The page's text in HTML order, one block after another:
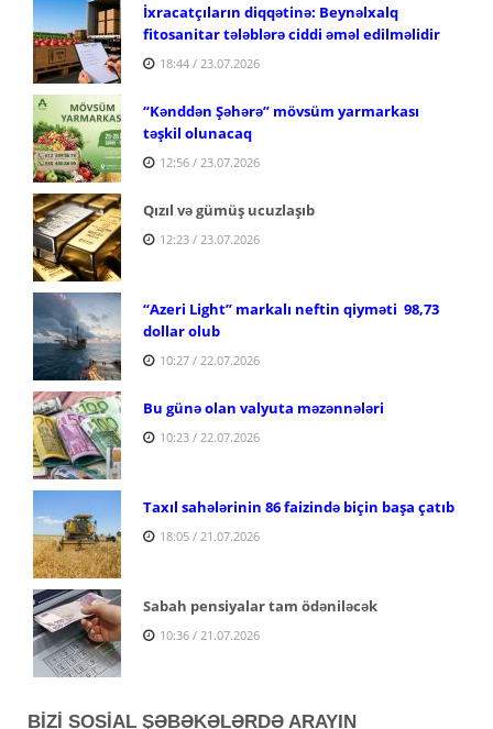
İxracatçıların diqqətinə: Beynəlxalq
fitosanitar tələblərə ciddi əməl edilməlidir
18:44 / 23.07.2026
“Kənddən Şəhərə” mövsüm yarmarkası
təşkil olunacaq
12:56 / 23.07.2026
Qızıl və gümüş ucuzlaşıb
12:23 / 23.07.2026
“Azeri Light” markalı neftin qiyməti 98,73
dollar olub
10:27 / 22.07.2026
Bu günə olan valyuta məzənnələri
10:23 / 22.07.2026
Taxıl sahələrinin 86 faizində biçin başa çatıb
18:05 / 21.07.2026
Sabah pensiyalar tam ödəniləcək
10:36 / 21.07.2026
BİZİ SOSİAL ŞƏBƏKƏLƏRDƏ ARAYIN